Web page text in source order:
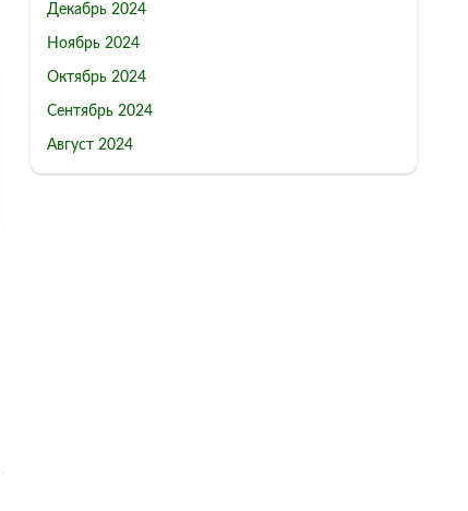
Декабрь 2024
Ноябрь 2024
Октябрь 2024
Сентябрь 2024
Август 2024